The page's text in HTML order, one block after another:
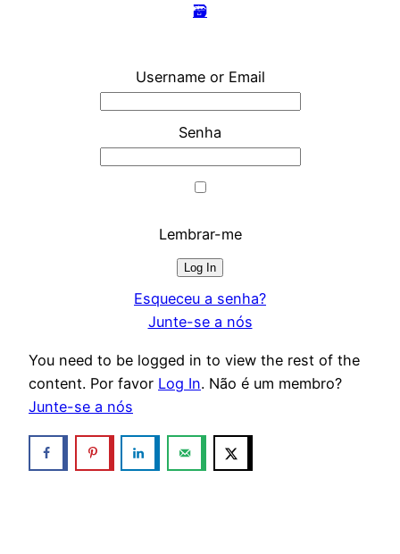
🗃️
Username or Email
Senha
Lembrar-me
Esqueceu a senha?
Junte-se a nós
You need to be logged in to view the rest of the
content. Por favor Log In. Não é um membro?
Junte-se a nós